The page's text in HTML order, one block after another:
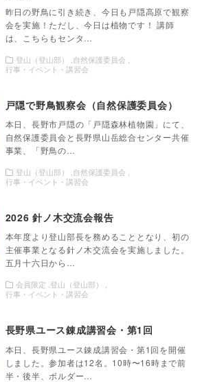
昨日の野鳥に引き続き、今日も戸隠高原で観察
会を実施！ただし、今日は植物です！ 講師
は、こちらもセンタ…
登山（登山部）
自然保護委員会
行事・イベント・講習会
戸隠で野鳥観察会（自然保護委員会）
本日、長野市戸隠の「戸隠森林植物園」にて、
自然保護委員会と長野県山岳総合センター共催
事業、「野鳥の…
登山（登山部）
自然保護委員会
行事・イベント・講習会
2026 針ノ木交流会報告
本年度より登山部長を務めることとなり、初の
主催事業となる針ノ木交流会を実施しました。
五月十六日から…
会員限定 登山（登山部）
行事・イベント・講習会
長野県ユース錬成講習会・第1回
本日、長野県ユース錬成講習会・第1回を開催
しました。参加者は12名。10時〜16時まで前
半・後半、ボルダー…